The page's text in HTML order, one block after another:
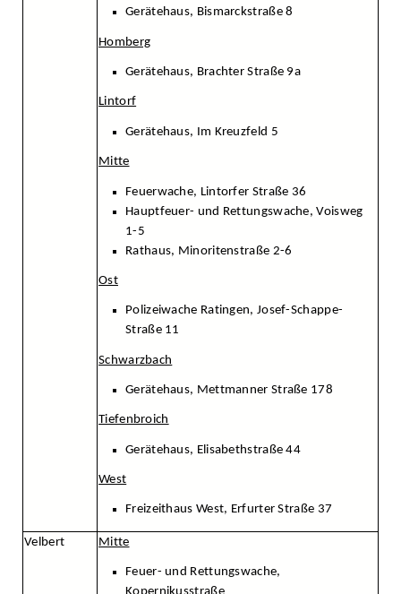
Gerätehaus, Bismarckstraße 8
Homberg
Gerätehaus, Brachter Straße 9a
Lintorf
Gerätehaus, Im Kreuzfeld 5
Mitte
Feuerwache, Lintorfer Straße 36
Hauptfeuer- und Rettungswache, Voisweg
1-5
Rathaus, Minoritenstraße 2-6
Ost
Polizeiwache Ratingen, Josef-Schappe-
Straße 11
Schwarzbach
Gerätehaus, Mettmanner Straße 178
Tiefenbroich
Gerätehaus, Elisabethstraße 44
West
Freizeithaus West, Erfurter Straße 37
Velbert Mitte
Feuer- und Rettungswache,